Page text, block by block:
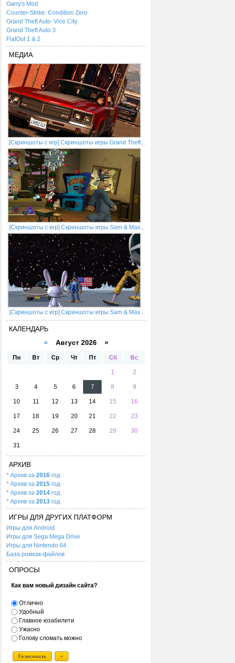
Garry's Mod
Counter-Strike: Condition Zero
Grand Theft Auto: Vice City
Grand Theft Auto 3
FlatOut 1 & 2
МЕДИА
[Скриншоты с игр] Скриншоты игры Grand Theft...
[Скриншоты с игр] Скриншоты игры Sam & Max...
[Скриншоты с игр] Скриншоты игры Sam & Max...
КАЛЕНДАРЬ
« Август 2026 »
Пн Вт Ср Чт Пт Сб Вс
1 2
3 4 5 6 7 8 9
10 11 12 13 14 15 16
17 18 19 20 21 22 23
24 25 26 27 28 29 30
31
АРХИВ
* Архив за 2016 год
* Архив за 2015 год
* Архив за 2014 год
* Архив за 2013 год
ИГРЫ ДЛЯ ДРУГИХ ПЛАТФОРМ
Игры для Android
Игры для Sega Mega Drive
Игры для Nintendo 64
База ромхак-файлов
ОПРОСЫ
Как вам новый дизайн сайта?
Отлично
Удобный
Главное юзабилити
Ужасно
Голову сломать можно
Голосовать +